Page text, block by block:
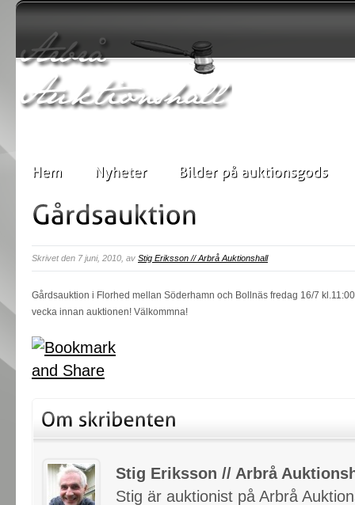
Skrivet den 7 juni, 2010, av Stig Eriksson // Arbrå Auktionshall
Gårdsauktion i Florhed mellan Söderhamn och Bollnäs fredag 16/7
vecka innan auktionen! Välkommna!
Stig Eriksson // Arbrå
Stig är auktionist på Arbrå